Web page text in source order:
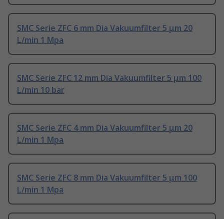
SMC Serie ZFC 6 mm Dia Vakuumfilter 5 μm 20
L/min 1 Mpa
SMC Serie ZFC 12 mm Dia Vakuumfilter 5 μm 100
L/min 10 bar
SMC Serie ZFC 4 mm Dia Vakuumfilter 5 μm 20
L/min 1 Mpa
SMC Serie ZFC 8 mm Dia Vakuumfilter 5 μm 100
L/min 1 Mpa